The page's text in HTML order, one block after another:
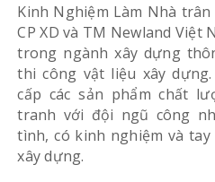
Kinh Nghiệm Làm Nhà
CP XD và TM Newland
trong ngành xây dựng
thi công vật liệu xây
cấp các sản phẩm chất
tranh với đội ngũ công
tình, có kinh nghiệm và
xây dựng.